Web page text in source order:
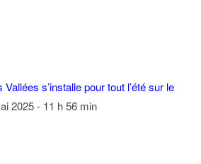
s’installe pour tout l’été sur le
2025 - 11 h 56 min